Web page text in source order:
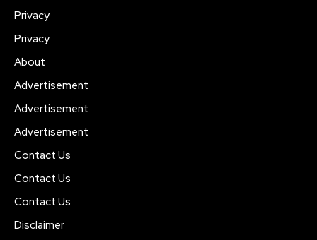
Privacy
Privacy
About
Advertisement
Advertisement
Advertisement
Contact Us
Contact Us
Contact Us
Disclaimer